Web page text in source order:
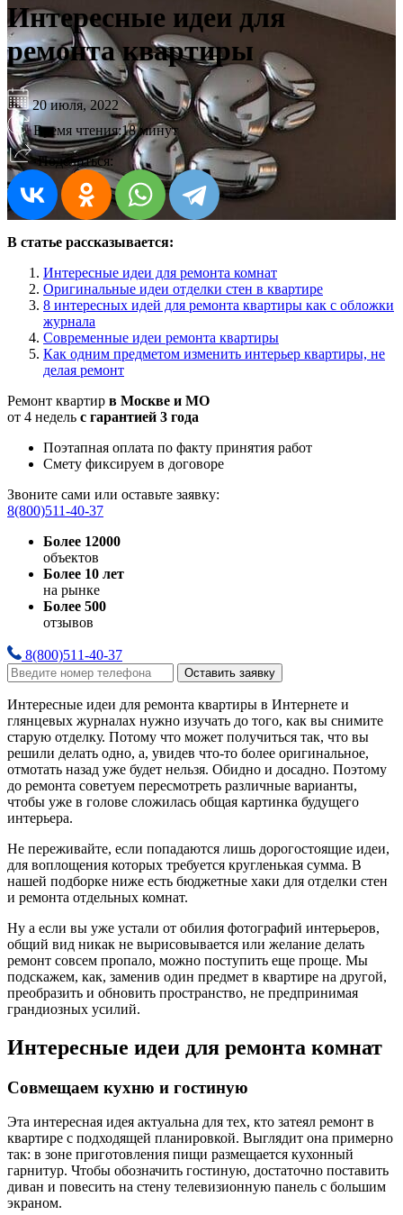
Интересные идеи для
ремонта квартиры
20 июля, 2022
Время чтения:18 минут
Поделиться:
В статье рассказывается:
Интересные идеи для ремонта комнат
Оригинальные идеи отделки стен в квартире
8 интересных идей для ремонта квартиры как с обложки
журнала
Современные идеи ремонта квартиры
Как одним предметом изменить интерьер квартиры, не
делая ремонт
Ремонт квартир в Москве и МО
от 4 недель с гарантией 3 года
Поэтапная оплата по факту принятия работ
Смету фиксируем в договоре
Звоните сами или оставьте заявку:
8(800)511-40-37
Более 12000
объектов
Более 10 лет
на рынке
Более 500
отзывов
8(800)511-40-37
Оставить заявку
Интересные идеи для ремонта квартиры в Интернете и
глянцевых журналах нужно изучать до того, как вы снимите
старую отделку. Потому что может получиться так, что вы
решили делать одно, а, увидев что-то более оригинальное,
отмотать назад уже будет нельзя. Обидно и досадно. Поэтому
до ремонта советуем пересмотреть различные варианты,
чтобы уже в голове сложилась общая картинка будущего
интерьера.
Не переживайте, если попадаются лишь дорогостоящие идеи,
для воплощения которых требуется кругленькая сумма. В
нашей подборке ниже есть бюджетные хаки для отделки стен
и ремонта отдельных комнат.
Ну а если вы уже устали от обилия фотографий интерьеров,
общий вид никак не вырисовывается или желание делать
ремонт совсем пропало, можно поступить еще проще. Мы
подскажем, как, заменив один предмет в квартире на другой,
преобразить и обновить пространство, не предпринимая
грандиозных усилий.
Интересные идеи для ремонта комнат
Совмещаем кухню и гостиную
Эта интересная идея актуальна для тех, кто затеял ремонт в
квартире с подходящей планировкой. Выглядит она примерно
так: в зоне приготовления пищи размещается кухонный
гарнитур. Чтобы обозначить гостиную, достаточно поставить
диван и повесить на стену телевизионную панель с большим
экраном.